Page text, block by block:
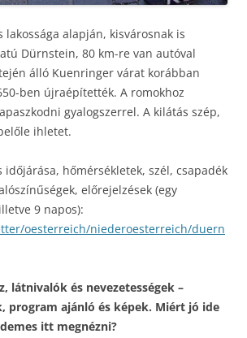
lakossága alapján, kisvárosnak is
Dürnstein, 80 km-re van autóval
álló Kuenringer várat korábban
ben újraépítették. A romokhoz
gyalogszerrel. A kilátás szép,
ihletet.
hőmérsékletek, szél, csapadék
előrejelzések (egy
9 napos):
oesterreich/niederoesterreich/duern
látnivalók és nevezetességek –
program ajánló és képek. Miért jó ide
itt megnézni?